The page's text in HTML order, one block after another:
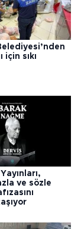
için sıkı
ve sözle